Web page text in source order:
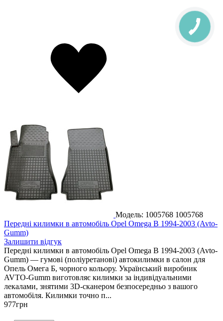
Модель: 1005768 1005768
Передні килимки в автомобіль Opel Omega B 1994-2003 (Avto-
Gumm)
Залишити відгук
Передні килимки в автомобіль Opel Omega B 1994-2003 (Avto-
Gumm) — гумові (поліуретанові) автокилимки в салон для
Опель Омега Б, чорного кольору. Український виробник
AVTO-Gumm виготовляє килимки за індивідуальними
лекалами, знятими 3D-сканером безпосередньо з вашого
автомобіля. Килимки точно п...
977грн